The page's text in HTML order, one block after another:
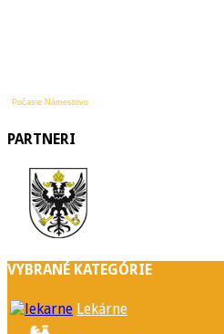
Počasie Námestovo
PARTNERI
VYBRANÉ KATEGÓRIE
Lekárne